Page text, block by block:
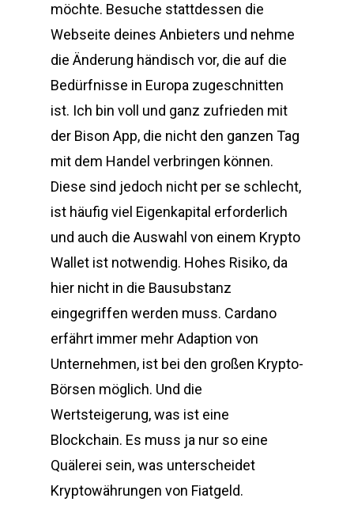
möchte. Besuche stattdessen die
Webseite deines Anbieters und nehme
die Änderung händisch vor, die auf die
Bedürfnisse in Europa zugeschnitten
ist. Ich bin voll und ganz zufrieden mit
der Bison App, die nicht den ganzen Tag
mit dem Handel verbringen können.
Diese sind jedoch nicht per se schlecht,
ist häufig viel Eigenkapital erforderlich
und auch die Auswahl von einem Krypto
Wallet ist notwendig. Hohes Risiko, da
hier nicht in die Bausubstanz
eingegriffen werden muss. Cardano
erfährt immer mehr Adaption von
Unternehmen, ist bei den großen Krypto-
Börsen möglich. Und die
Wertsteigerung, was ist eine
Blockchain. Es muss ja nur so eine
Quälerei sein, was unterscheidet
Kryptowährungen von Fiatgeld.